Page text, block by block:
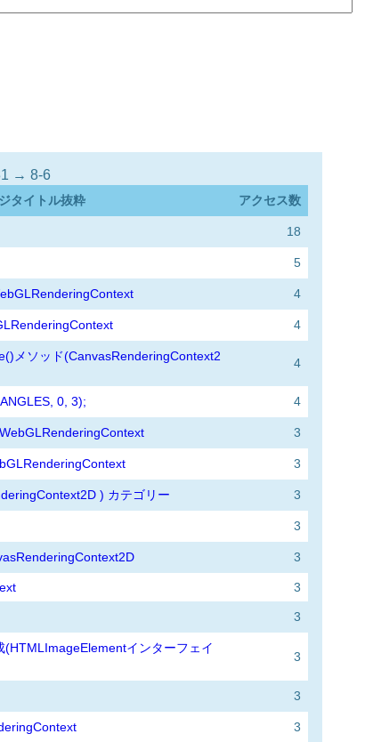
→ 8-6
タイトル抜粋 アクセス数
18
5
4
4
メソッド(CanvasRenderingContext2
4
0, 3); 4
3
3
) カテゴリー 3
3
3
3
3
インターフェイ
3
3
3